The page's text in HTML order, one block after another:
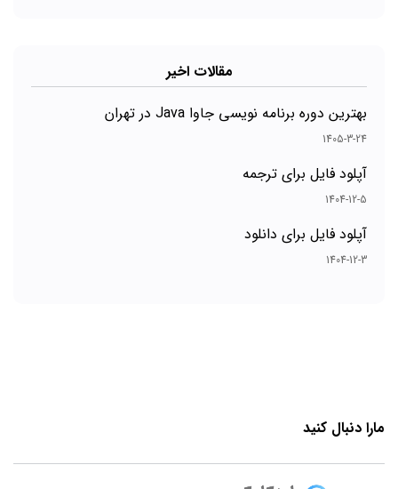
مقالات اخیر
بهترین دوره برنامه نویسی جاوا Java در تهران
1405-3-24
آپلود فایل برای ترجمه
1404-12-5
آپلود فایل برای دانلود
1404-12-3
مارا دنبال کنید